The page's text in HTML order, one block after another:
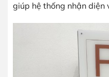
giúp hệ thống nhận diện